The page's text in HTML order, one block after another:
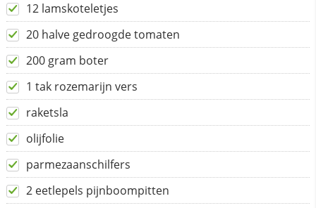
12 lamskoteletjes
20 halve gedroogde tomaten
200 gram boter
1 tak rozemarijn vers
raketsla
olijfolie
parmezaanschilfers
2 eetlepels pijnboompitten